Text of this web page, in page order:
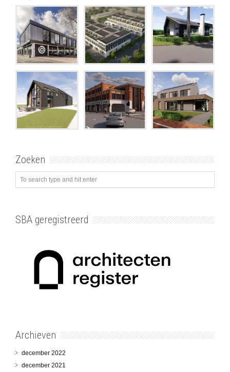
Zoeken
SBA geregistreerd
Archieven
december 2022
december 2021